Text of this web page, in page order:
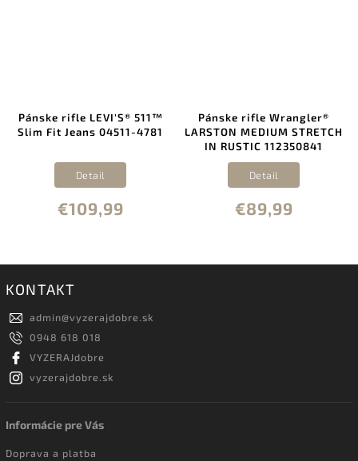
Pánske rifle LEVI'S® 511™
Slim Fit Jeans 04511-4781
€109,99
Detail
Pánske rifle Wrangler®
LARSTON MEDIUM STRETCH
IN RUSTIC 112350841
€89,99
Detail
KONTAKT
admin@vyzerajdobre.sk
0948 618 018
VYZERAJdobre
vyzerajdobre.sk
Informácie pre Vás
Doprava a platba